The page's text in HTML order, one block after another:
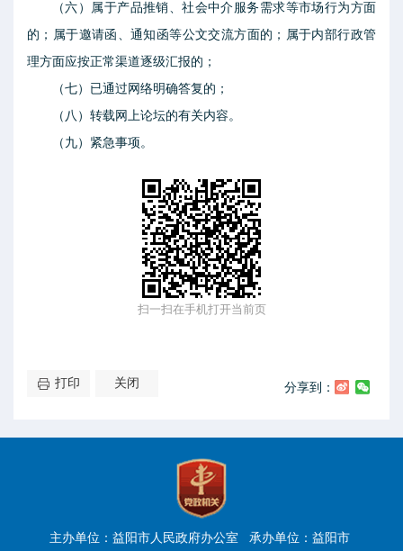
（六）属于产品推销、社会中介服务需求等市场行为方面
的；属于邀请函、通知函等公文交流方面的；属于内部行政管
理方面应按正常渠道逐级汇报的；
（七）已通过网络明确答复的；
（八）转载网上论坛的有关内容。
（九）紧急事项。
扫一扫在手机打开当前页
打印 关闭 分享到：
主办单位：益阳市人民政府办公室 承办单位：益阳市